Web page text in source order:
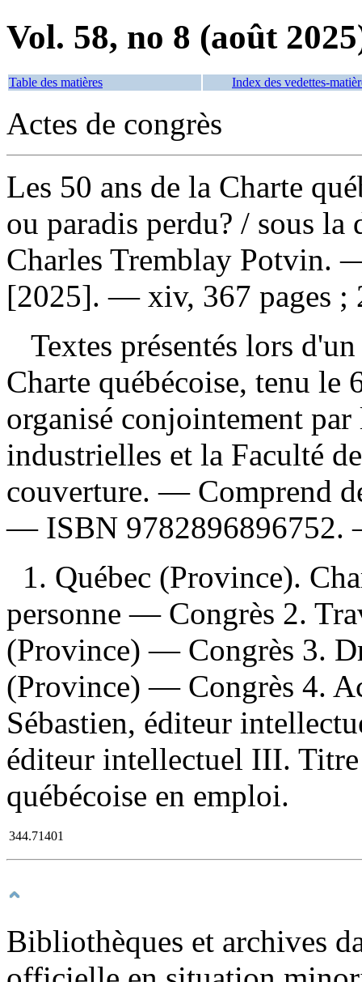
Vol. 58, no 8 (août
Table des matières Index des vedettes-
Actes de congrès
Les 50 ans de la Charte
ou paradis perdu? / sous la
Charles Tremblay Potvin.
[2025]. — xiv, 367 pages ;
Textes présentés lors
Charte québécoise, tenu
organisé conjointement
industrielles et la Faculté
couverture. — Comprend
— ISBN 9782896896752.
1. Québec (Province).
personne — Congrès 2.
(Province) — Congrès 3.
(Province) — Congrès 4.
Sébastien, éditeur
éditeur intellectuel III.
québécoise en emploi.
344.71401
Bibliothèques et archives